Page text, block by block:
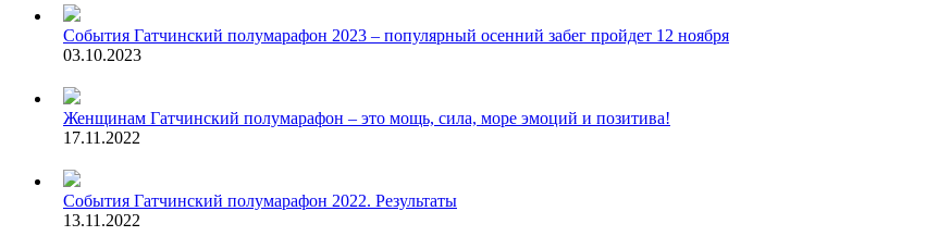
События Гатчинский полумарафон 2023 – популярный осенний забег пройдет 12 ноября
03.10.2023
Женщинам Гатчинский полумарафон – это мощь, сила, море эмоций и позитива!
17.11.2022
События Гатчинский полумарафон 2022. Результаты
13.11.2022